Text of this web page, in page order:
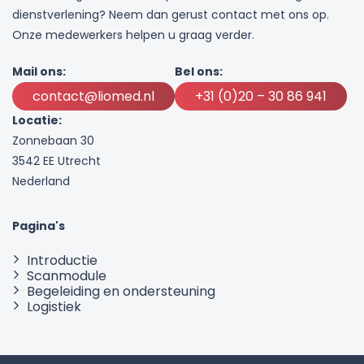
dienstverlening? Neem dan gerust contact met ons op.
Onze medewerkers helpen u graag verder.
Mail ons:
contact@liomed.nl
Bel ons:
+31 (0)20 – 30 86 941
Locatie:
Zonnebaan 30
3542 EE Utrecht
Nederland
Pagina's
Introductie
Scanmodule
Begeleiding en ondersteuning
Logistiek